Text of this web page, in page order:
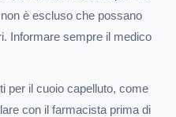
è escluso che possano
Informare sempre il medico
per il cuoio capelluto, come
con il farmacista prima di